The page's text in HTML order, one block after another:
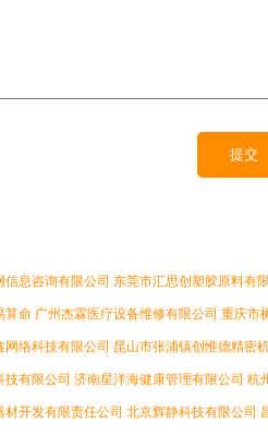
信息咨询有限公司 东莞市汇思创塑胶原料有
算命 广州杰霖医疗设备维修有限公司 重庆市
网络科技有限公司 昆山市张浦镇创惟德精密
技有限公司 济南星洋海健康管理有限公司 杭
开发有限责任公司 北京辉静科技有限公司